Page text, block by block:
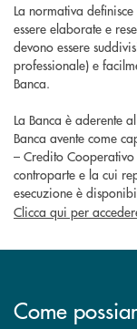
La normativa
essere elaborate e
devono essere
professionale) e
Banca.
La Banca è aderente
Banca avente come
– Credito
controparte e la cui
esecuzione è
Clicca qui per
Come